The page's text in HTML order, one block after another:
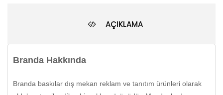
AÇIKLAMA
Branda Hakkında
Branda baskılar dış mekan reklam ve tanıtım ürünleri olarak